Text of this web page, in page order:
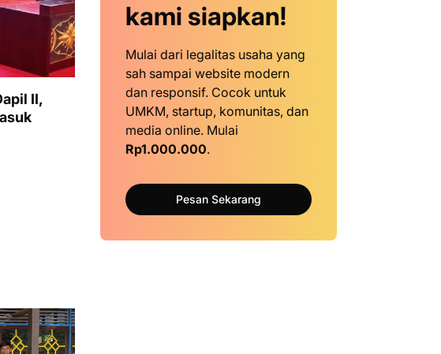
II,
kami siapkan!
Mulai dari legalitas usaha yang
sah sampai website modern
dan responsif. Cocok untuk
UMKM, startup, komunitas, dan
media online. Mulai
Rp1.000.000.
Pesan Sekarang